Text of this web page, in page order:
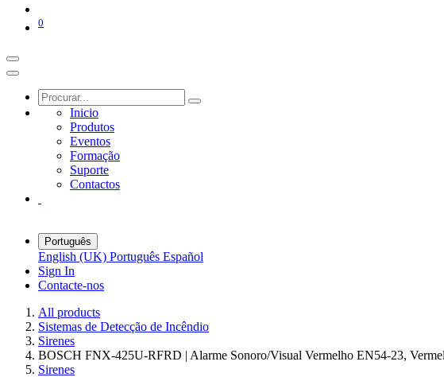
0
Inicio
Produtos
Eventos
Formação
Suporte
Contactos
Português
English (UK) Português Español
Sign In
Contacte-nos
All products
Sistemas de Detecção de Incêndio
Sirenes
BOSCH FNX-425U-RFRD | Alarme Sonoro/Visual Vermelho EN54-23,
Sirenes